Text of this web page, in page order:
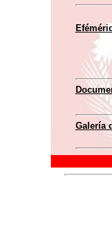
Galería